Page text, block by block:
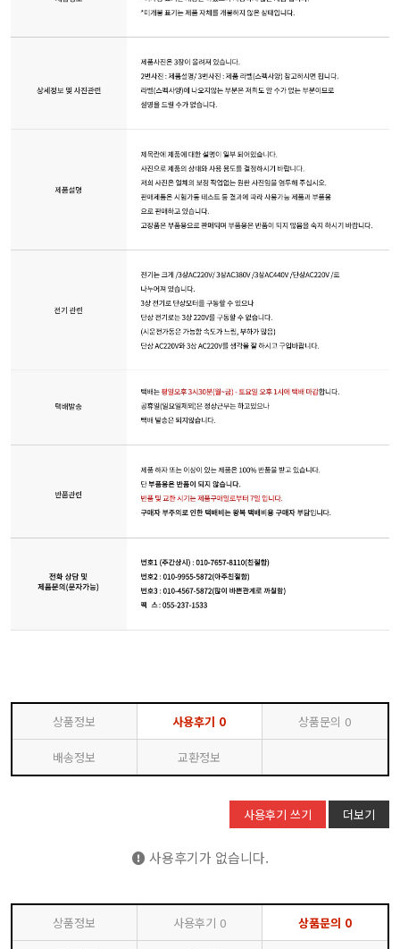
상품정보 사용후기 0 상품문의 0
배송정보 교환정보
사용후기 쓰기 더보기
사용후기가 없습니다.
상품정보 사용후기 0 상품문의 0